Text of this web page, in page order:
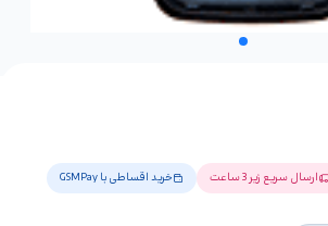
ارسال سریع زیر 3 ساعت خرید اقساطی با GSMPay